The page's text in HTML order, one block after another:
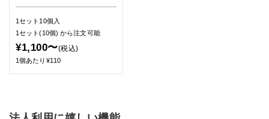
1セット10個入
1セット(10個)から注文可能
¥1,100〜(税込)
1個あたり¥110